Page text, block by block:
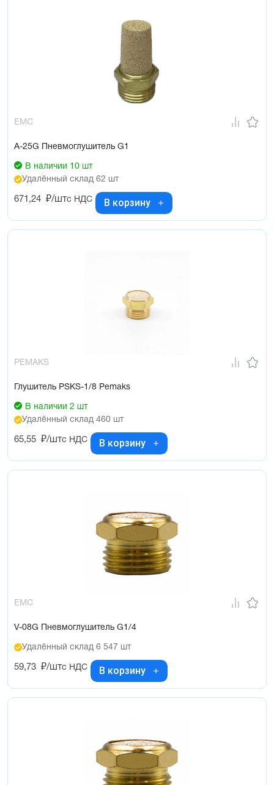
EMC
A-25G Пневмоглушитель G1
В наличии 10 шт
Удалённый склад 62 шт
671,24 ₽/штс НДС В корзину
PEMAKS
Глушитель PSKS-1/8 Pemaks
В наличии 2 шт
Удалённый склад 460 шт
65,55 ₽/штс НДС В корзину
EMC
V-08G Пневмоглушитель G1/4
Удалённый склад 6 547 шт
59,73 ₽/штс НДС В корзину